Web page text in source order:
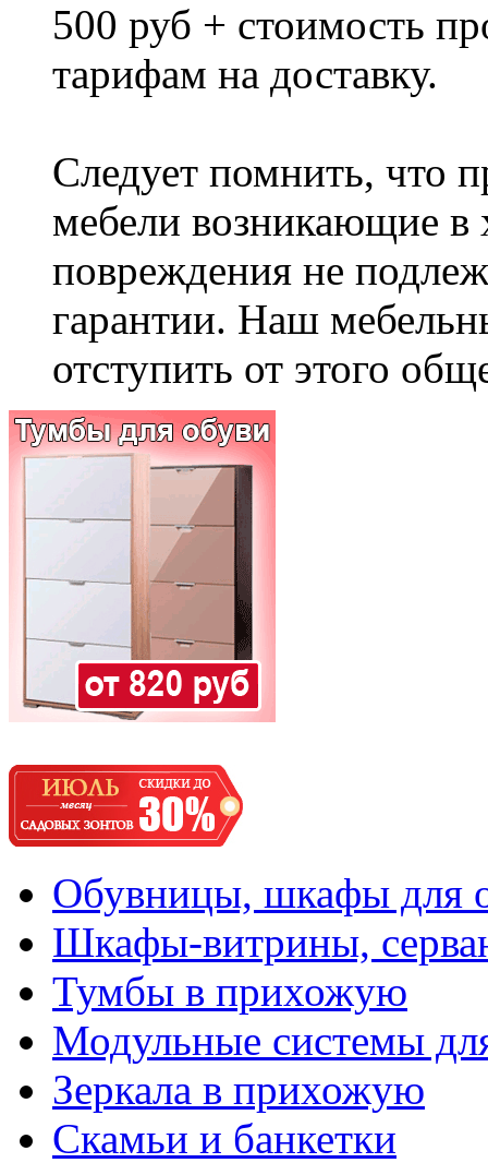
500 руб + стоимость
тарифам на доставку.
Следует помнить, что
мебели возникающие в
повреждения не
гарантии. Наш
отступить от этого
Обувницы, шкафы для
Шкафы-витрины,
Тумбы в прихожую
Модульные системы
Зеркала в прихожую
Скамьи и банкетки